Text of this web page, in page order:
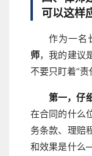
可以这样
作为一名
师，我的建议
不要只盯着“责
第一，仔
在合同的什么
务条款、理赔
和效果是什么